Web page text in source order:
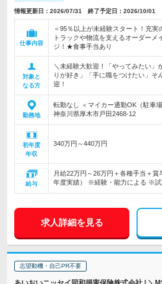
情報更新日：2026/07/31 終了予定日：2026/10/01
仕事内容
＜95％以上が未経験スタート！充実
トラックや物流を支えるオーダーメ
ジ！★食事手当あり
対象と
なる方
＼未経験大歓迎！「やってみたい」
りが好き」「手に職をつけたい」そ
迎！
勤務地
転勤なし ＜マイカー通勤OK（駐車
神奈川県厚木市戸田2468-12
初年度
年収
340万円～440万円
給与
月給22万円～26万円＋各種手当＋
年度実績） ※経験・能力による ※試
求人詳細を見る
志望動機・自己PR不要